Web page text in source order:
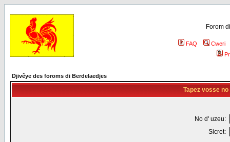
Forom
FAQ
Cweri
Djivêye des foroms di Berdelaedjes
Tapez vosse
No d' uzeu:
Sicret: